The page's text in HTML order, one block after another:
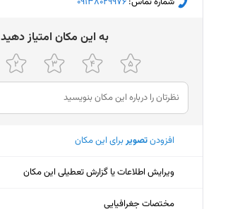
ﺑﻪ اﯾﻦ ﻣﮑﺎن اﻣﺘﯿﺎز دﻫﯿﺪ
افزودنتصویربرای این مکان
ویرایش اطلاعات یا گزارش تعطیلی این مکان
مختصات جغرافیایی